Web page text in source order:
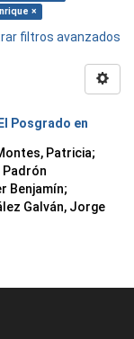
×
filtros avanzados
Posgrado en
Patricia;
Padrón
Benjamín;
Galván, Jorge